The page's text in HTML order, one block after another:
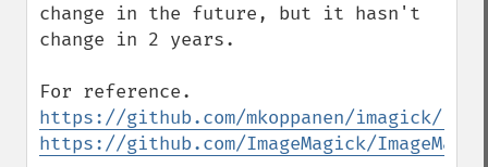
change in the future, but it hasn't
change in 2 years.
https://github.com/mkoppanen/imagick/
https://github.com/ImageMagick/
getNumberImages
getOption
getPixelIterator
getPixelRegionIterator